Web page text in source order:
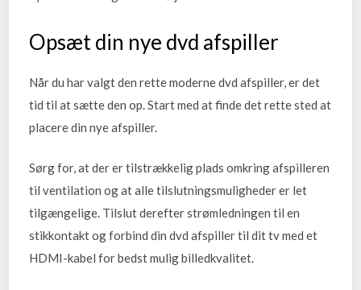
Opsæt din nye dvd afspiller
Når du har valgt den rette moderne dvd afspiller, er det
tid til at sætte den op. Start med at finde det rette sted at
placere din nye afspiller.
Sørg for, at der er tilstrækkelig plads omkring afspilleren
til ventilation og at alle tilslutningsmuligheder er let
tilgængelige. Tilslut derefter strømledningen til en
stikkontakt og forbind din dvd afspiller til dit tv med et
HDMI-kabel for bedst mulig billedkvalitet.